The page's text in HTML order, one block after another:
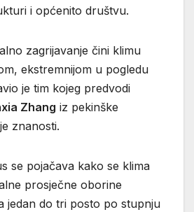
i općenito društvu.
zagrijavanje čini klimu
ekstremnijom u pogledu
je tim kojeg predvodi
Zhang iz pekinške
znanosti.
se pojačava kako se klima
prosječne oborine
jedan do tri posto po stupnju